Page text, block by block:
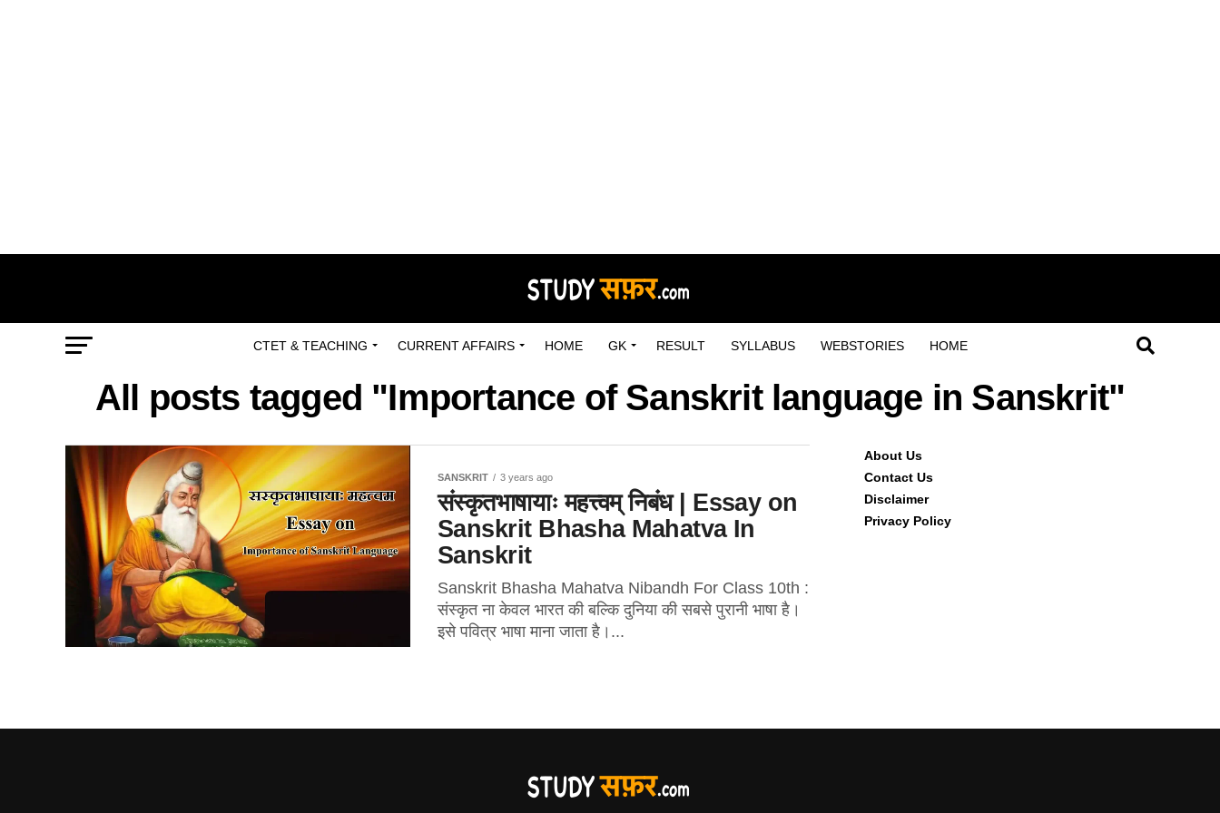
CTET & TEACHING CURRENT AFFAIRS HOME GK RESULT SYLLABUS WEBSTORIES HOME
All posts tagged "Importance of Sanskrit language in Sanskrit"
SANSKRIT 3 years ago
संस्कृतभाषायाः महत्त्वम् निबंध | Essay on
Sanskrit Bhasha Mahatva In
Sanskrit
Sanskrit Bhasha Mahatva Nibandh For Class 10th :
संस्कृत ना केवल भारत की बल्कि दुनिया की सबसे पुरानी भाषा है।
इसे पवित्र भाषा माना जाता है।...
About Us
Contact Us
Disclaimer
Privacy Policy